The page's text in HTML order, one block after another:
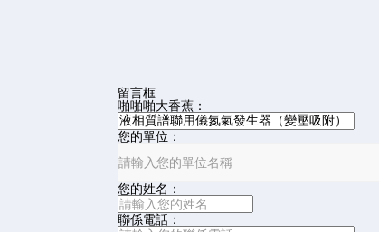
留言框
啪啪啪大香蕉：
您的單位：
您的姓名：
聯係電話：